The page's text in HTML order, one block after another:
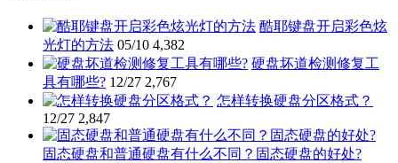
酷耶键盘开启彩色炫
光灯的方法 05/10 4,382
硬盘坏道检测修复工
具有哪些? 12/27 2,767
怎样转换硬盘分区格式？
12/27 2,847
固态硬盘和普通硬盘有什么不同？固态硬盘的好处?